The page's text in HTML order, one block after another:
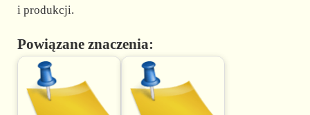
i produkcji.
Powiązane znaczenia: